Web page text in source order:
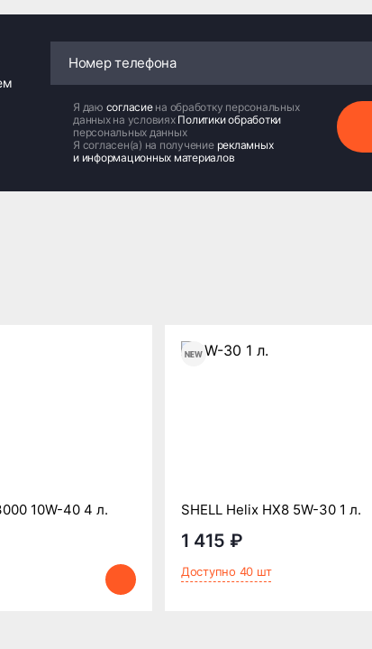
Я даю согласие на обработку персональных
данных на условиях Политики обработки
персональных данных
Я согласен(а) на получение рекламных
и информационных материалов
10W-40 4 л. SHELL Helix HX8 5W-30 1 л.
1 415 ₽
Доступно 40 шт